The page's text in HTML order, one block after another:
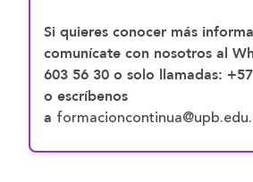
Si quieres conocer más
comunícate con nosotros al
603 56 30o solo llamadas:
o escríbenos
a